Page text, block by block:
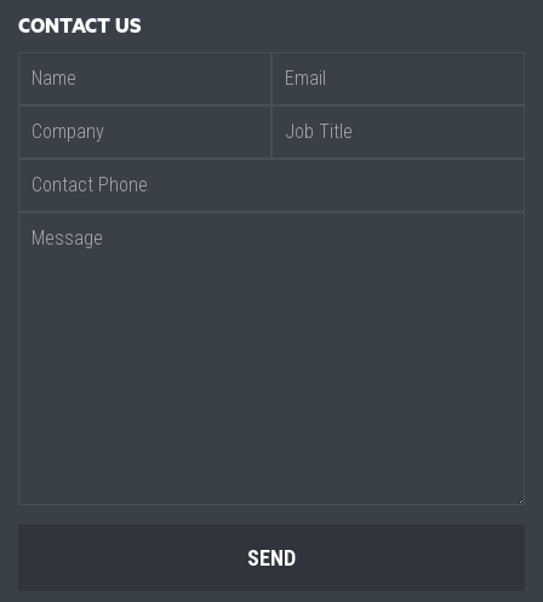
CONTACT US